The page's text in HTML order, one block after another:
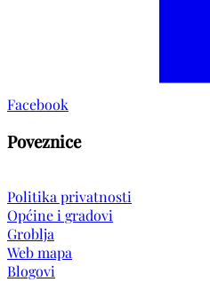
Facebook
Poveznice
Politika privatnosti
Općine i gradovi
Groblja
Web mapa
Blogovi